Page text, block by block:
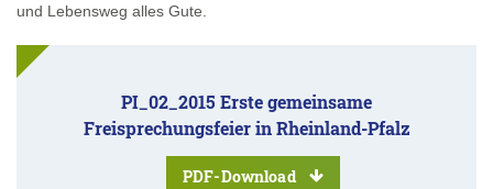
und Lebensweg alles Gute.
PI_02_2015 Erste gemeinsame
Freisprechungsfeier in Rheinland-Pfalz
PDF-Download